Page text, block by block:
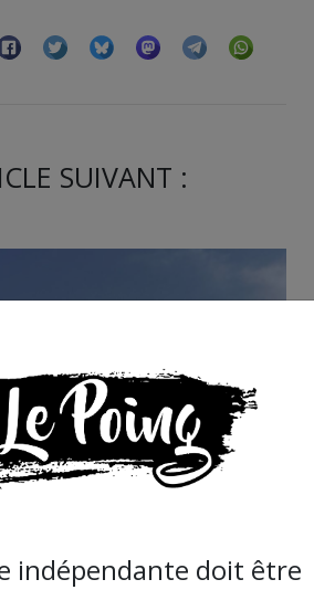
SUIVANT :
Grabels : la mairie
dénonce l'expulsion
relogement
indépendante doit être